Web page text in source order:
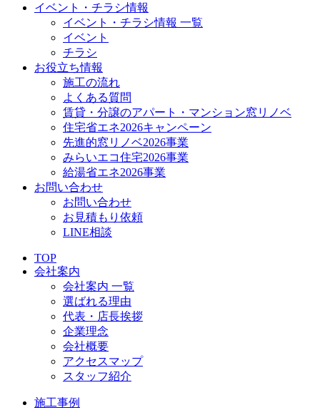
イベント・チラシ情報
イベント・チラシ情報 一覧
イベント
チラシ
お役立ち情報
施工の流れ
よくある質問
賃貸・分譲のアパート・マンション窓リノベ
住宅省エネ2026キャンペーン
先進的窓リノベ2026事業
みらいエコ住宅2026事業
給湯省エネ2026事業
お問い合わせ
お問い合わせ
お見積もり依頼
LINE相談
TOP
会社案内
会社案内 一覧
選ばれる理由
代表・店長挨拶
企業理念
会社概要
アクセスマップ
スタッフ紹介
施工事例